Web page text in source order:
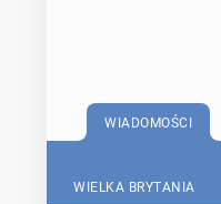
WIADOMOŚCI
WIELKA BRYTANIA